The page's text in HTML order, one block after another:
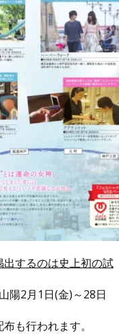
出するのは史上初の試
陽2月1日(金)～28日
も行われます。